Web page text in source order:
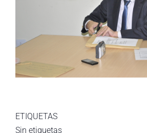
ETIQUETAS
Sin etiquetas